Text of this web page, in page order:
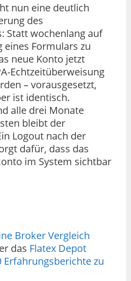
nun eine deutlich
des
Statt wochenlang auf
eines Formulars zu
neue Konto jetzt
Echtzeitüberweisung
– vorausgesetzt,
ist identisch.
alle drei Monate
bleibt der
Logout nach der
dafür, dass das
im System sichtbar
Broker Vergleich
das Flatex Depot
Erfahrungsberichte zu